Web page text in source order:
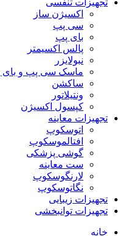
تجهیزات تنفسی
اکسیژن ساز
سی پپ
بای پپ
پالس اکسیمتر
نبولایزر
ماسک سی پپ و بای
ساکشن
ونتیلاتور
کپسول اکسیژن
تجهیزات معاینه
اتوسکوپ
افتالموسکوپ
گوشی پزشکی
ست معاینه
لارنگوسکوپ
نگاتوسکوپ
تجهیزات زیبایی
تجهیزات توانبخشی
خانه